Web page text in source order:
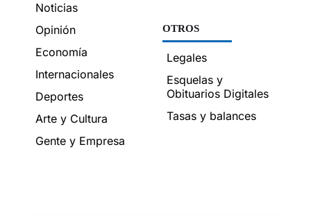
Noticias
Opinión
Economía
Internacionales
Deportes
Arte y Cultura
Gente y Empresa
OTROS
Legales
Esquelas y
Obituarios Digitales
Tasas y balances